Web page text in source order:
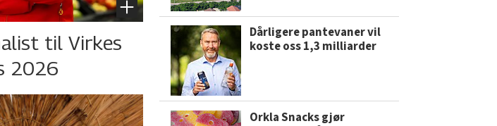
til Virkes
2026
Dårligere pantevaner vil
koste oss 1,3 milliarder
Orkla Snacks gjør